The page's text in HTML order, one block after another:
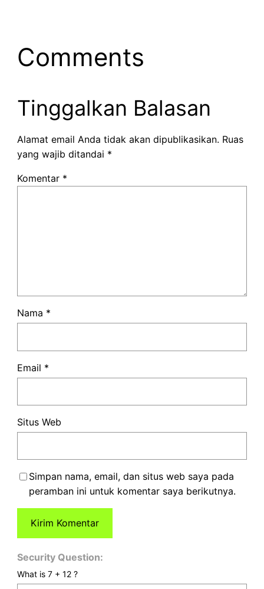
Comments
Tinggalkan Balasan
Alamat email Anda tidak akan dipublikasikan. Ruas
yang wajib ditandai *
Komentar *
Nama *
Email *
Situs Web
Simpan nama, email, dan situs web saya pada
peramban ini untuk komentar saya berikutnya.
Security Question:
What is 7 + 12 ?